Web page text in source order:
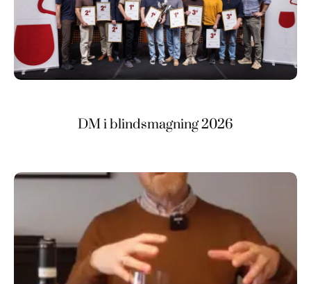
DM i blindsmagning 2026